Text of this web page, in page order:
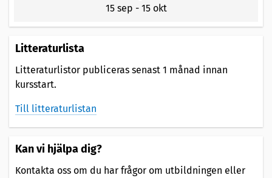
15 sep - 15 okt
Litteraturlista
Litteraturlistor publiceras senast 1 månad innan
kursstart.
Till litteraturlistan
Kan vi hjälpa dig?
Kontakta oss om du har frågor om utbildningen eller